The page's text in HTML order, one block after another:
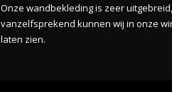
Onze wandbekleding is zeer uitgebreid,
vanzelfsprekend kunnen wij in onze
laten zien.